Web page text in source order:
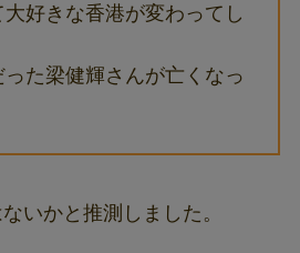
好きな香港が変わってし
た梁健輝さんが亡くなっ
いかと推測しました。